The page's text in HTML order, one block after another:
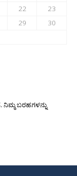
22
23
29
30
ಬರಹಗಳನ್ನು